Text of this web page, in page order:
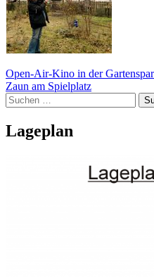
Beitragsnavigation
Open-Air-Kino in der
Zaun am Spielplatz
Suchen
nach:
Lageplan